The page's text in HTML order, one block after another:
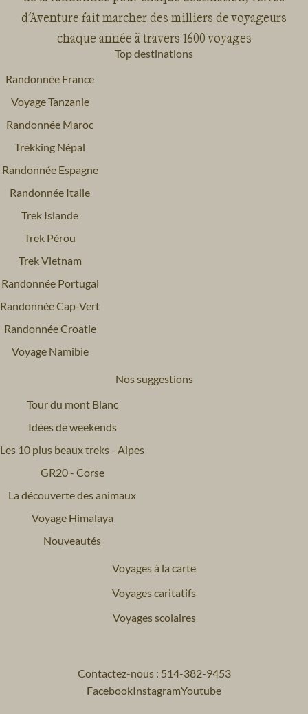
d'Aventure fait marcher des milliers de voyageurs
chaque année à travers 1600 voyages
Top destinations
Randonnée France
Voyage Tanzanie
Randonnée Maroc
Trekking Népal
Randonnée Espagne
Randonnée Italie
Trek Islande
Trek Pérou
Trek Vietnam
Randonnée Portugal
Randonnée Cap-Vert
Randonnée Croatie
Voyage Namibie
Nos suggestions
Tour du mont Blanc
Idées de weekends
Les 10 plus beaux treks - Alpes
GR20 - Corse
La découverte des animaux
Voyage Himalaya
Nouveautés
Voyages à la carte
Voyages caritatifs
Voyages scolaires
Contactez-nous : 514-382-9453
FacebookInstagramYoutube